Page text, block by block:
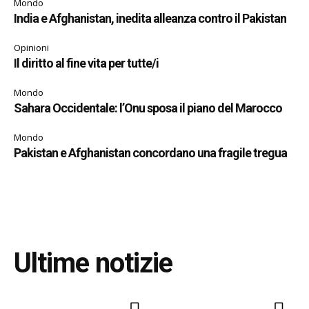
India e Afghanistan, inedita alleanza contro il Pakistan
Opinioni
Il diritto al fine vita per tutte/i
Mondo
Sahara Occidentale: l’Onu sposa il piano del Marocco
Mondo
Pakistan e Afghanistan concordano una fragile tregua
Ultime notizie